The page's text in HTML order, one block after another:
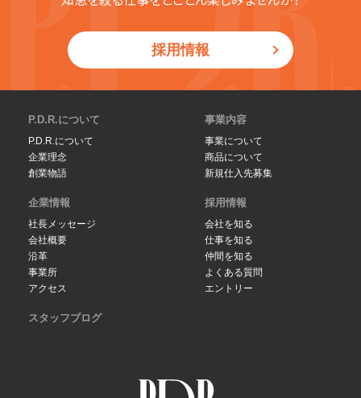
採用情報
P.D.R.について
P.D.R.について
企業理念
創業物語
事業内容
事業について
商品について
新規仕入先募集
企業情報
社長メッセージ
会社概要
沿革
事業所
アクセス
採用情報
会社を知る
仕事を知る
仲間を知る
よくある質問
エントリー
スタッフブログ